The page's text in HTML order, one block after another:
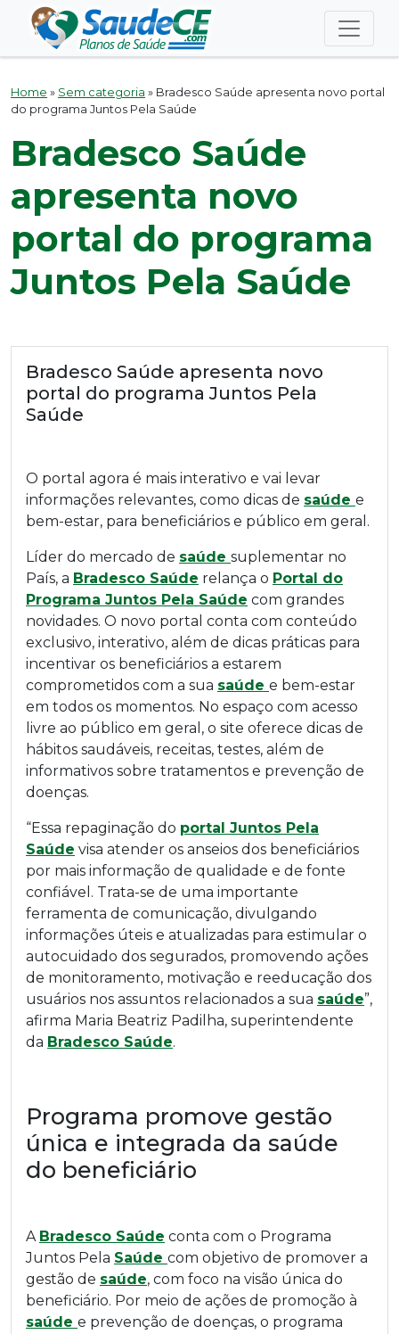
Home » Sem categoria » Bradesco Saúde apresenta novo portal
do programa Juntos Pela Saúde
Bradesco Saúde
apresenta novo
portal do programa
Juntos Pela Saúde
Bradesco Saúde apresenta novo
portal do programa Juntos Pela
Saúde
O portal agora é mais interativo e vai levar
informações relevantes, como dicas de saúde e
bem-estar, para beneficiários e público em geral.
Líder do mercado de saúde suplementar no
País, a Bradesco Saúde relança o Portal do
Programa Juntos Pela Saúde com grandes
novidades. O novo portal conta com conteúdo
exclusivo, interativo, além de dicas práticas para
incentivar os beneficiários a estarem
comprometidos com a sua saúde e bem-estar
em todos os momentos. No espaço com acesso
livre ao público em geral, o site oferece dicas de
hábitos saudáveis, receitas, testes, além de
informativos sobre tratamentos e prevenção de
doenças.
“Essa repaginação do portal Juntos Pela
Saúde visa atender os anseios dos beneficiários
por mais informação de qualidade e de fonte
confiável. Trata-se de uma importante
ferramenta de comunicação, divulgando
informações úteis e atualizadas para estimular o
autocuidado dos segurados, promovendo ações
de monitoramento, motivação e reeducação dos
usuários nos assuntos relacionados a sua saúde”,
afirma Maria Beatriz Padilha, superintendente
da Bradesco Saúde.
Programa promove gestão
única e integrada da saúde
do beneficiário
A Bradesco Saúde conta com o Programa
Juntos Pela Saúde com objetivo de promover a
gestão de saúde, com foco na visão única do
beneficiário. Por meio de ações de promoção à
saúde e prevenção de doenças, o programa